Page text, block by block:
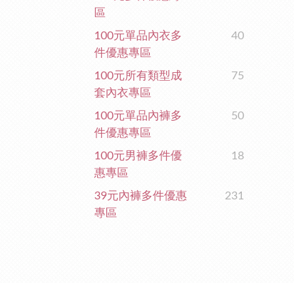
區
100元單品內衣多
件優惠專區
40
100元所有類型成
套內衣專區
75
100元單品內褲多
件優惠專區
50
100元男褲多件優
惠專區
18
39元內褲多件優惠
專區
231